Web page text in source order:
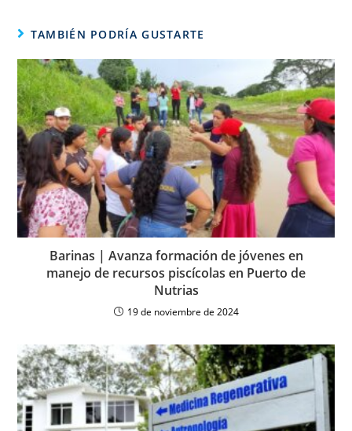
TAMBIÉN PODRÍA GUSTARTE
Barinas | Avanza formación de jóvenes en
manejo de recursos piscícolas en Puerto de
Nutrias
19 de noviembre de 2024